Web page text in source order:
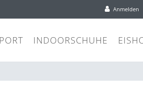
Anmelden
INDOORSCHUHE